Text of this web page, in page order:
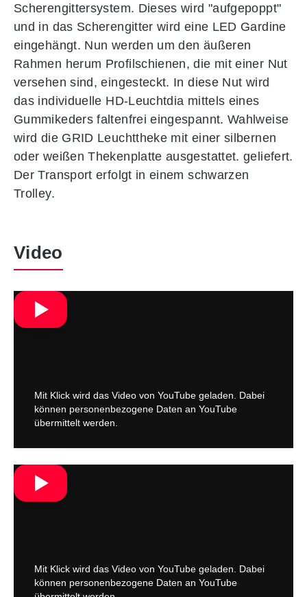
Scherengittersystem. Dieses wird "aufgepoppt"
und in das Scherengitter wird eine LED Gardine
eingehängt. Nun werden um den äußeren
Rahmen herum Profilschienen, die mit einer Nut
versehen sind, eingesteckt. In diese Nut wird
das individuelle HD-Leuchtdia mittels eines
Gummikeders faltenfrei eingespannt. Wahlweise
wird die GRID Leuchttheke mit einer silbernen
oder weißen Thekenplatte ausgestattet. geliefert.
Der Transport erfolgt in einem schwarzen
Trolley.
Video